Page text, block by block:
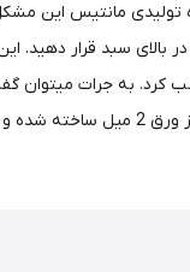
مانتیس این
سبد قرار دهید.
کرد. به جرات میتوان
کاربردی و ضروری برای خودروی کلوت میباشد که علاوه برکاربردی بودن آن جلوه بسیار زیبا